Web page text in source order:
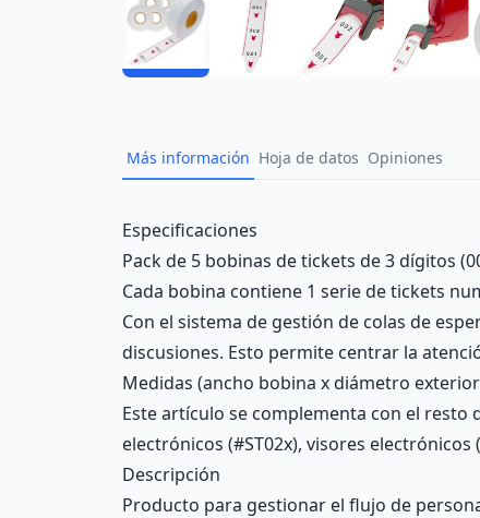
Más información Hoja de datos Opiniones
Description
Especificaciones
Pack de 5 bobinas de tickets de 3 dígitos
Cada bobina contiene 1 serie de tickets
Con el sistema de gestión de colas de
discusiones. Esto permite centrar la
Medidas (ancho bobina x diámetro
Este artículo se complementa con el resto
electrónicos (#ST02x), visores electrónicos
Descripción
Producto para gestionar el flujo de